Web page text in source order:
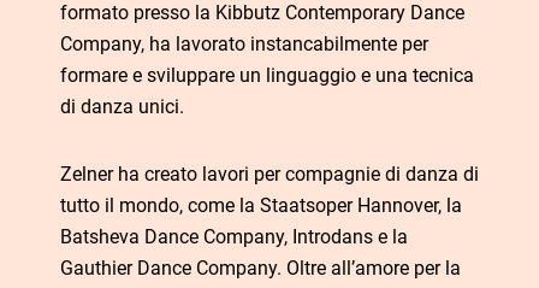
formato presso la Kibbutz Contemporary Dance
Company, ha lavorato instancabilmente per
formare e sviluppare un linguaggio e una tecnica
di danza unici.
Zelner ha creato lavori per compagnie di danza di
tutto il mondo, come la Staatsoper Hannover, la
Batsheva Dance Company, Introdans e la
Gauthier Dance Company. Oltre all’amore per la